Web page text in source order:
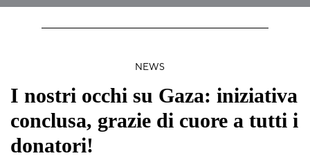
NEWS
I nostri occhi su Gaza: iniziativa
conclusa, grazie di cuore a tutti i
donatori!